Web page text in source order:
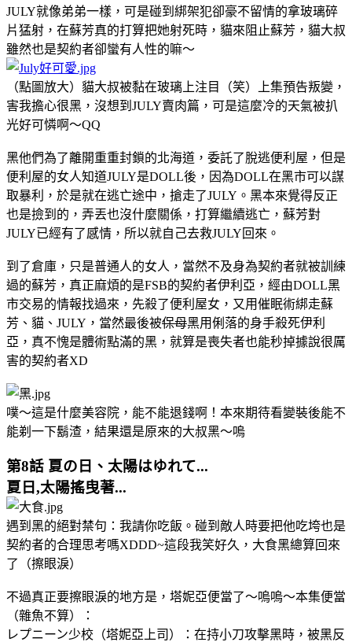
JULY就像弟弟一樣，可是碰到綁架犯卻豪不留情的拿玻璃碎
片猛射，在蘇芳真的打算把她射死時，貓來阻止蘇芳，貓大叔
雖然也是契約者卻蠻有人性的嘛～
（點圖放大）貓大叔被黏在玻璃上注目（笑）上集預告叛變，
害我擔心很黑，沒想到JULY賣肉篇 ，可是這麼冷的天氣被扒
光好可憐啊～QQ
黑他們為了離開重重封鎖的北海道，委託了脫逃便利屋，但是
便利屋的女人知道JULY是DOLL後，因為DOLL在黑市可以謀
取暴利，於是就在逃亡途中，搶走了JULY。黑本來覺得反正
也是撿到的，弄丟也沒什麼關係，打算繼續逃亡，蘇芳對
JULY已經有了感情，所以就自己去救JULY回來。
到了倉庫，只是普通人的女人，當然不及身為契約者就被訓練
過的蘇芳，真正麻煩的是FSB的契約者伊利亞，經由DOLL黑
市交易的情報找過來，先殺了便利屋女，又用催眠術綁走蘇
芳、貓、JULY，當然最後被保母黑用俐落的身手殺死伊利
亞，真不愧是體術點滿的黑，就算是喪失者也能秒掉據說很厲
害的契約者XD
噗～這是什麼美容院，能不能退錢啊！本來期待看變裝後能不
能剃一下鬍渣，結果還是原來的大叔黑～嗚
第8話 夏の日、太陽はゆれて...
夏日,太陽搖曳著...
遇到黑的絕對禁句：我請你吃飯。碰到敵人時要把他吃垮也是
契約者的合理思考嗎XDDD~這段我笑好久，大食黑總算回來
了（擦眼淚）
不過真正要擦眼淚的地方是，塔妮亞便當了～嗚嗚～本集便當
（雜魚不算）：
レプニーン少校（塔妮亞上司）：在持小刀攻擊黑時，被黑反